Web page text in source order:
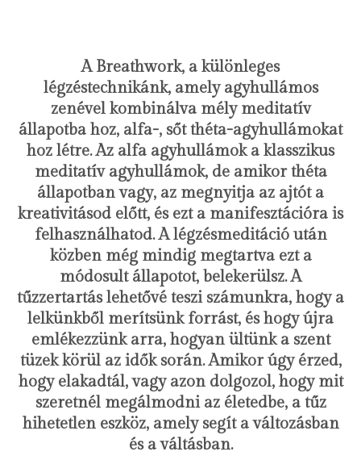
A Breathwork, a különleges
légzéstechnikánk, amely agyhullámos
zenével kombinálva mély meditatív
állapotba hoz, alfa-, sőt théta-agyhullámokat
hoz létre. Az alfa agyhullámok a klasszikus
meditatív agyhullámok, de amikor théta
állapotban vagy, az megnyitja az ajtót a
kreativitásod előtt, és ezt a manifesztációra is
felhasználhatod. A légzésmeditáció után
közben még mindig megtartva ezt a
módosult állapotot, belekerülsz. A
tűzzertartás lehetővé teszi számunkra, hogy a
lelkünkből merítsünk forrást, és hogy újra
emlékezzünk arra, hogyan ültünk a szent
tüzek körül az idők során. Amikor úgy érzed,
hogy elakadtál, vagy azon dolgozol, hogy mit
szeretnél megálmodni az életedbe, a tűz
hihetetlen eszköz, amely segít a változásban
és a váltásban.